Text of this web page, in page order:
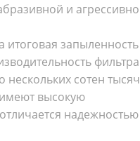
и
итоговая
фильтра
нескольких сотен тысяч
высокую
надежностью